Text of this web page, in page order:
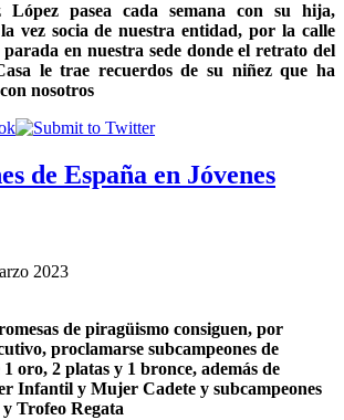
López pasea cada semana con su hija,
vez socia de nuestra entidad, por la calle
parada en nuestra sede donde el retrato del
le trae recuerdos de su niñez que ha
nosotros
de España en Jóvenes
2023
de piragüismo consiguen, por
proclamarse subcampeones de
oro, 2 platas y 1 bronce, además de
Infantil y Mujer Cadete y subcampeones
Trofeo Regata